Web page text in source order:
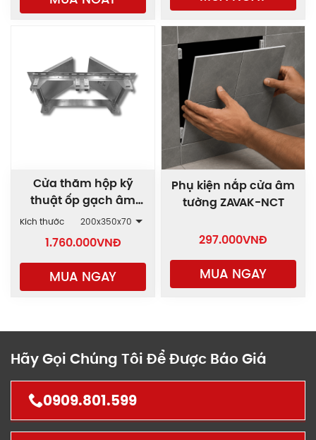
Cửa thăm hộp kỹ
thuật ốp gạch âm
tường 2 cánh AWD-
2C
Kích thước 200x350x70
1.760.000VNĐ
MUA NGAY
Phụ kiện nắp cửa âm
tường ZAVAK-NCT
297.000VNĐ
MUA NGAY
Hãy Gọi Chúng Tôi Để Được Báo Giá
0909.801.599